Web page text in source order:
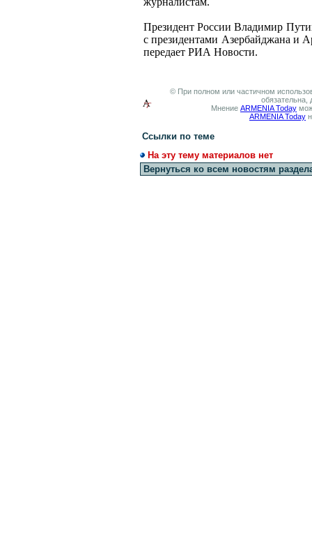
Президент России Владимир
с президентами Азербайджана и
передает РИА Новости.
© При полном или частичном
обязательна,
Мнение ARMENIA Today
ARMENIA Today
Ссылки по теме
На эту тему материалов нет
Вернуться ко всем новостям